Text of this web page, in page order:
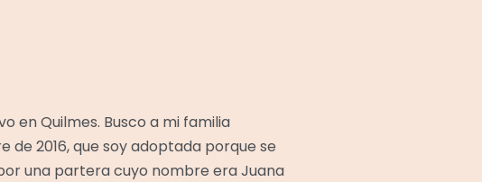
en Quilmes. Busco a mi familia
2016, que soy adoptada porque se
una partera cuyo nombre era Juana